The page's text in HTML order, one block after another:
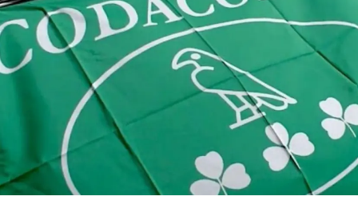
CULTURA
ECONOMIA E LAVORO
Streaming